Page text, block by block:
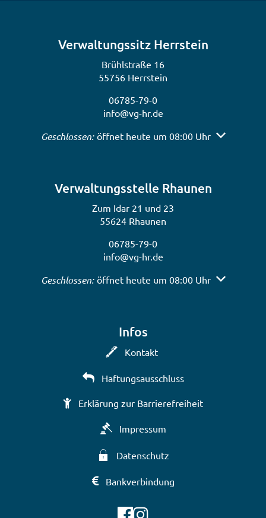
Verwaltungssitz Herrstein
Brühlstraße 16
55756 Herrstein
06785-79-0
info@vg-hr.de
Klicken, um weitere Öffnungs- oder Schließzeiten
Geschlossen: öffnet heute um 08:00 Uhr
Verwaltungsstelle Rhaunen
Zum Idar 21 und 23
55624 Rhaunen
06785-79-0
info@vg-hr.de
Klicken, um weitere Öffnungs- oder Schließzeiten
Geschlossen: öffnet heute um 08:00 Uhr
Infos
Kontakt
Haftungsausschluss
Erklärung zur Barrierefreiheit
Impressum
Datenschutz
Bankverbindung